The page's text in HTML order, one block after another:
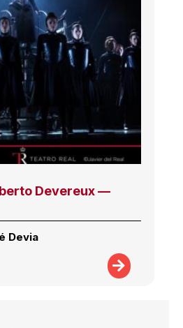
Devereux —
Devia